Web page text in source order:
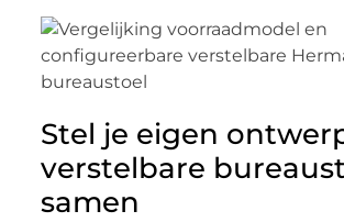
Stel je eigen
verstelbare
samen